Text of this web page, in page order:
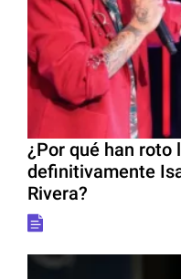
¿Por qué han roto
definitivamente
Rivera?